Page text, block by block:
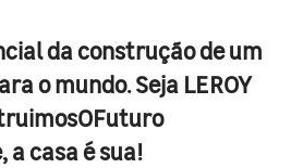
da construção de um
o mundo. Seja LEROY
a casa é sua!